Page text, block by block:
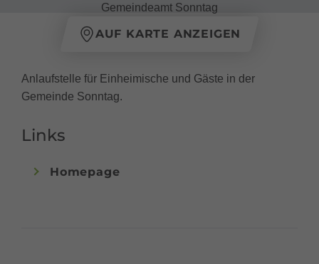
Gemeindeamt Sonntag
AUF KARTE ANZEIGEN
Anlaufstelle für Einheimische und Gäste in der
Gemeinde Sonntag.
Links
Homepage